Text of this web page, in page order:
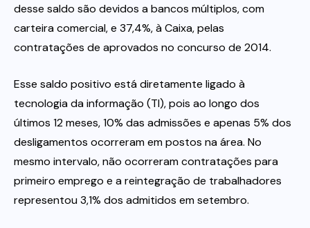
desse saldo são devidos a bancos múltiplos, com
carteira comercial, e 37,4%, à Caixa, pelas
contratações de aprovados no concurso de 2014.
Esse saldo positivo está diretamente ligado à
tecnologia da informação (TI), pois ao longo dos
últimos 12 meses, 10% das admissões e apenas 5% dos
desligamentos ocorreram em postos na área. No
mesmo intervalo, não ocorreram contratações para
primeiro emprego e a reintegração de trabalhadores
representou 3,1% dos admitidos em setembro.